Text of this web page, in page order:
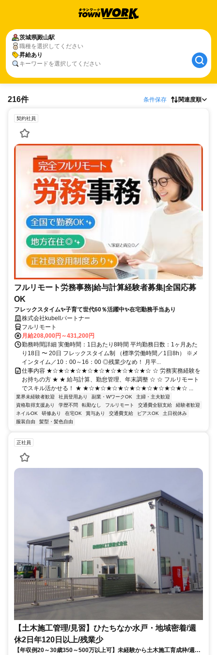
茨城県殿山駅
職種を選択してください
昇給あり
キーワードを選択してください
216件 条件保存 関連度順
契約社員
フルリモート労務事務|給与計算経験者募集|全国応募
OK
フレックスタイム✨子育て世代60％活躍中✨在宅勤務手当あり
株式会社kubellパートナー
フルリモート
月給208,000円～431,200円
勤務時間詳細 実働時間：1日あたり8時間 平均勤務日数：1ヶ月あた
り18日 〜 20日 フレックスタイム制 （標準労働時間／1日8h） ※メ
インタイム／10：00～16：00 ◎残業少なめ！ 月平...
仕事内容 ★☆★☆★☆★☆★☆★☆★☆★☆★☆ ☆ 労務実務経験を
お持ちの方 ★ ★ 給与計算、勤怠管理、年末調整 ☆ ☆ フルリモート
でスキル活かせる！ ★ ★☆★☆★☆★☆★☆★☆★☆★☆★☆ ...
業界未経験者歓迎 社員登用あり 副業・WワークOK
主婦・主夫歓迎
資格取得支援あり
学歴不問 転勤なし フルリモート 交通費全額支給
経験者歓迎
ネイルOK
研修あり 在宅OK 賞与あり 交通費支給 ピアスOK
土日祝休み
服装自由
髪型・髪色自由
正社員
【土木施工管理/見習】ひたちなか水戸・地域密着/週
休2日年120日以上/残業少
【年収例20～30歳350～500万以上可】未経験から土木施工育成枠/週休